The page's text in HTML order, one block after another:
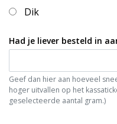
Dik
Had je liever besteld in
Geef dan hier aan hoeveel
hoger uitvallen op het
geselecteerde aantal gram.)